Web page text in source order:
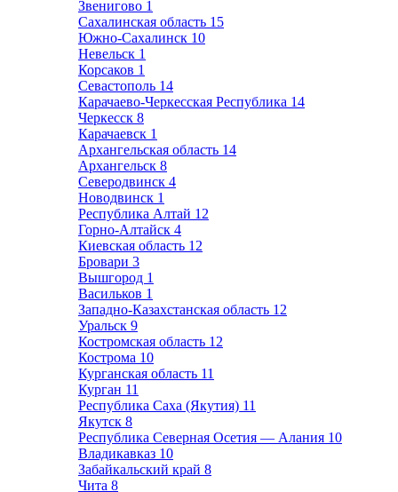
Звенигово 1
Сахалинская область 15
Южно-Сахалинск 10
Невельск 1
Корсаков 1
Севастополь 14
Карачаево-Черкесская Республика 14
Черкесск 8
Карачаевск 1
Архангельская область 14
Архангельск 8
Северодвинск 4
Новодвинск 1
Республика Алтай 12
Горно-Алтайск 4
Киевская область 12
Бровари 3
Вышгород 1
Васильков 1
Западно-Казахстанская область 12
Уральск 9
Костромская область 12
Кострома 10
Курганская область 11
Курган 11
Республика Саха (Якутия) 11
Якутск 8
Республика Северная Осетия — Алания 10
Владикавказ 10
Забайкальский край 8
Чита 8